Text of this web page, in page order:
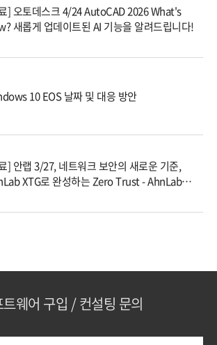
] 오토데스크 4/24 AutoCAD 2026 What's
새롭게 업데이트된 AI 기능을 알려드립니다!
10 EOS 날짜 및 대응 방안
] 안랩 3/27, 네트워크 보안의 새로운 기준,
XTG로 완성하는 Zero Trust - AhnLab
트웨어 구입 / 컨설팅 문의